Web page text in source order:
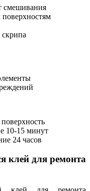
смешивания
10-15 минут
24 часов
клей для ремонта